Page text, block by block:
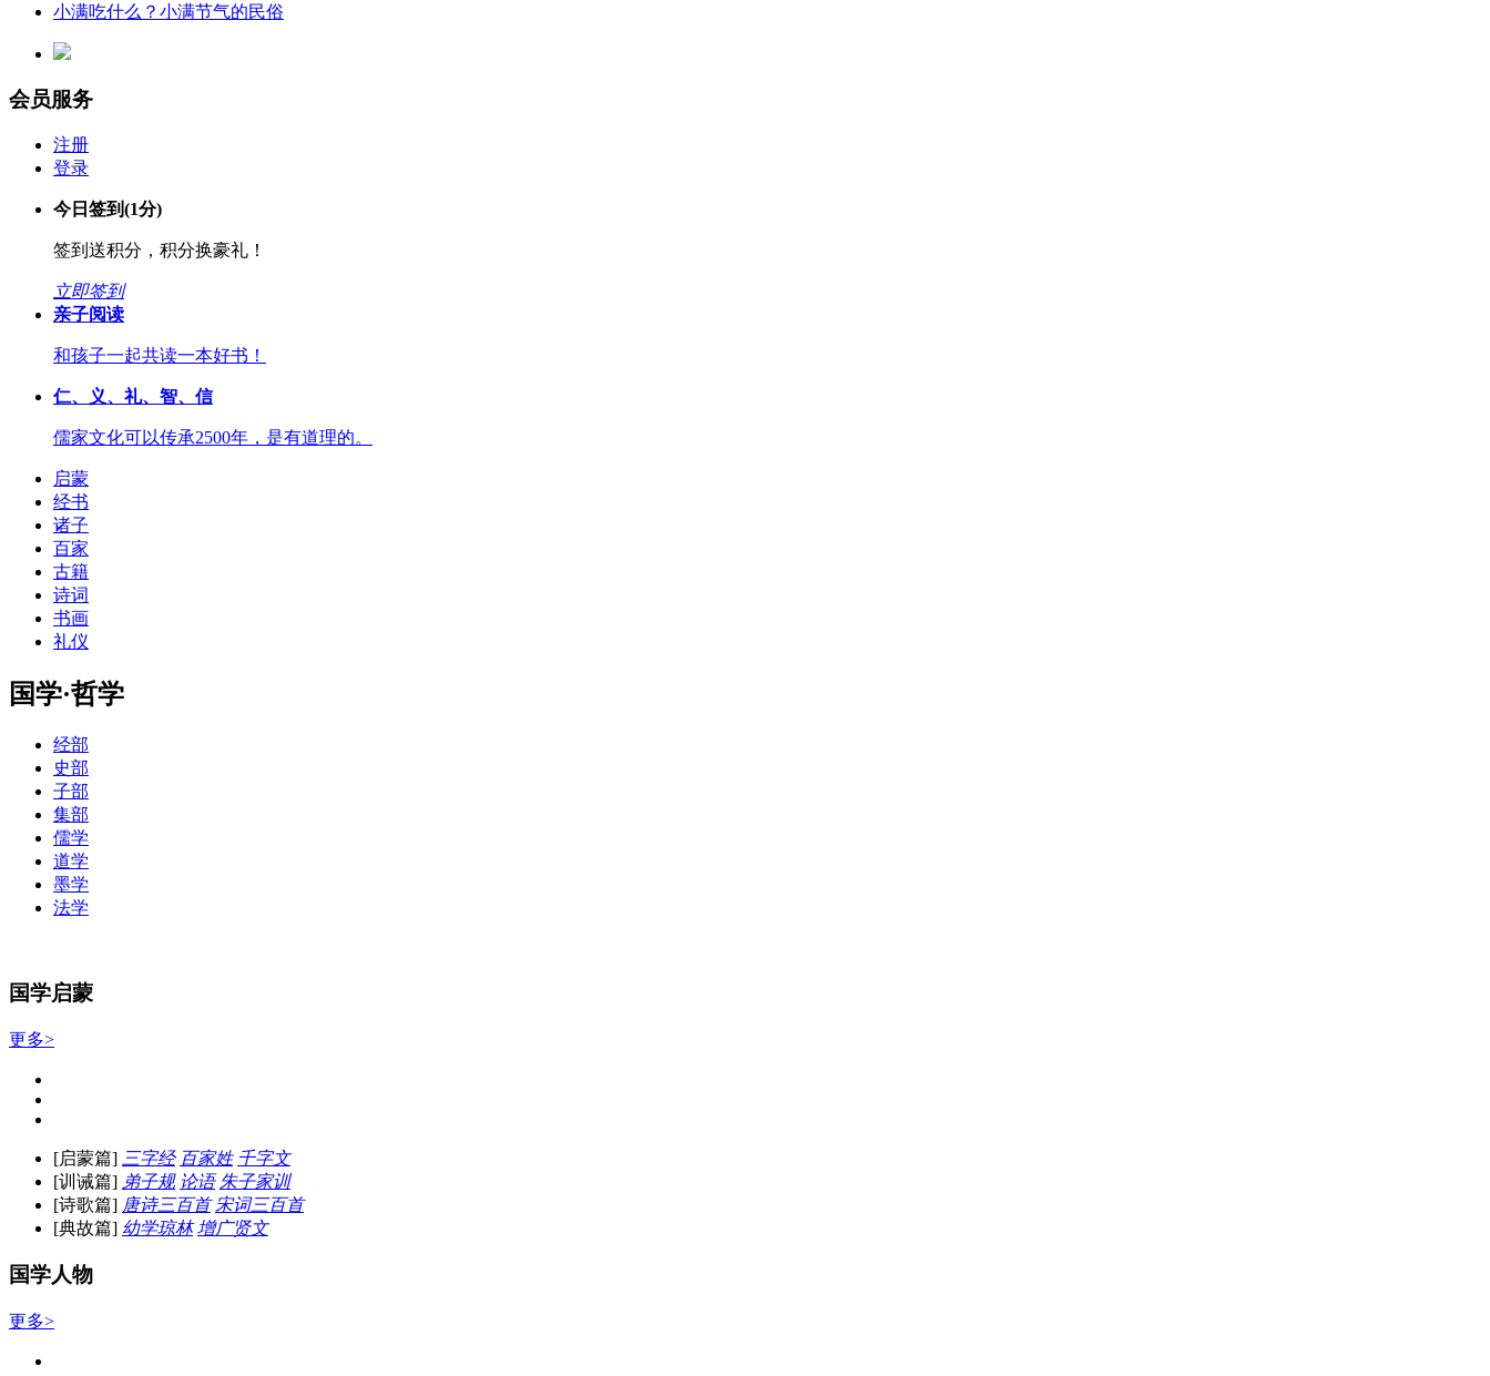
小满吃什么？小满节气的民俗
会员服务
注册
登录
今日签到(1分)
签到送积分，积分换豪礼！
立即签到
亲子阅读
和孩子一起共读一本好书！
仁、义、礼、智、信
儒家文化可以传承2500年，是有道理的。
启蒙
经书
诸子
百家
古籍
诗词
书画
礼仪
国学·哲学
经部
史部
子部
集部
儒学
道学
墨学
法学
国学启蒙
更多>
[启蒙篇] 三字经 百家姓 千字文
[训诫篇] 弟子规 论语 朱子家训
[诗歌篇] 唐诗三百首 宋词三百首
[典故篇] 幼学琼林 增广贤文
国学人物
更多>